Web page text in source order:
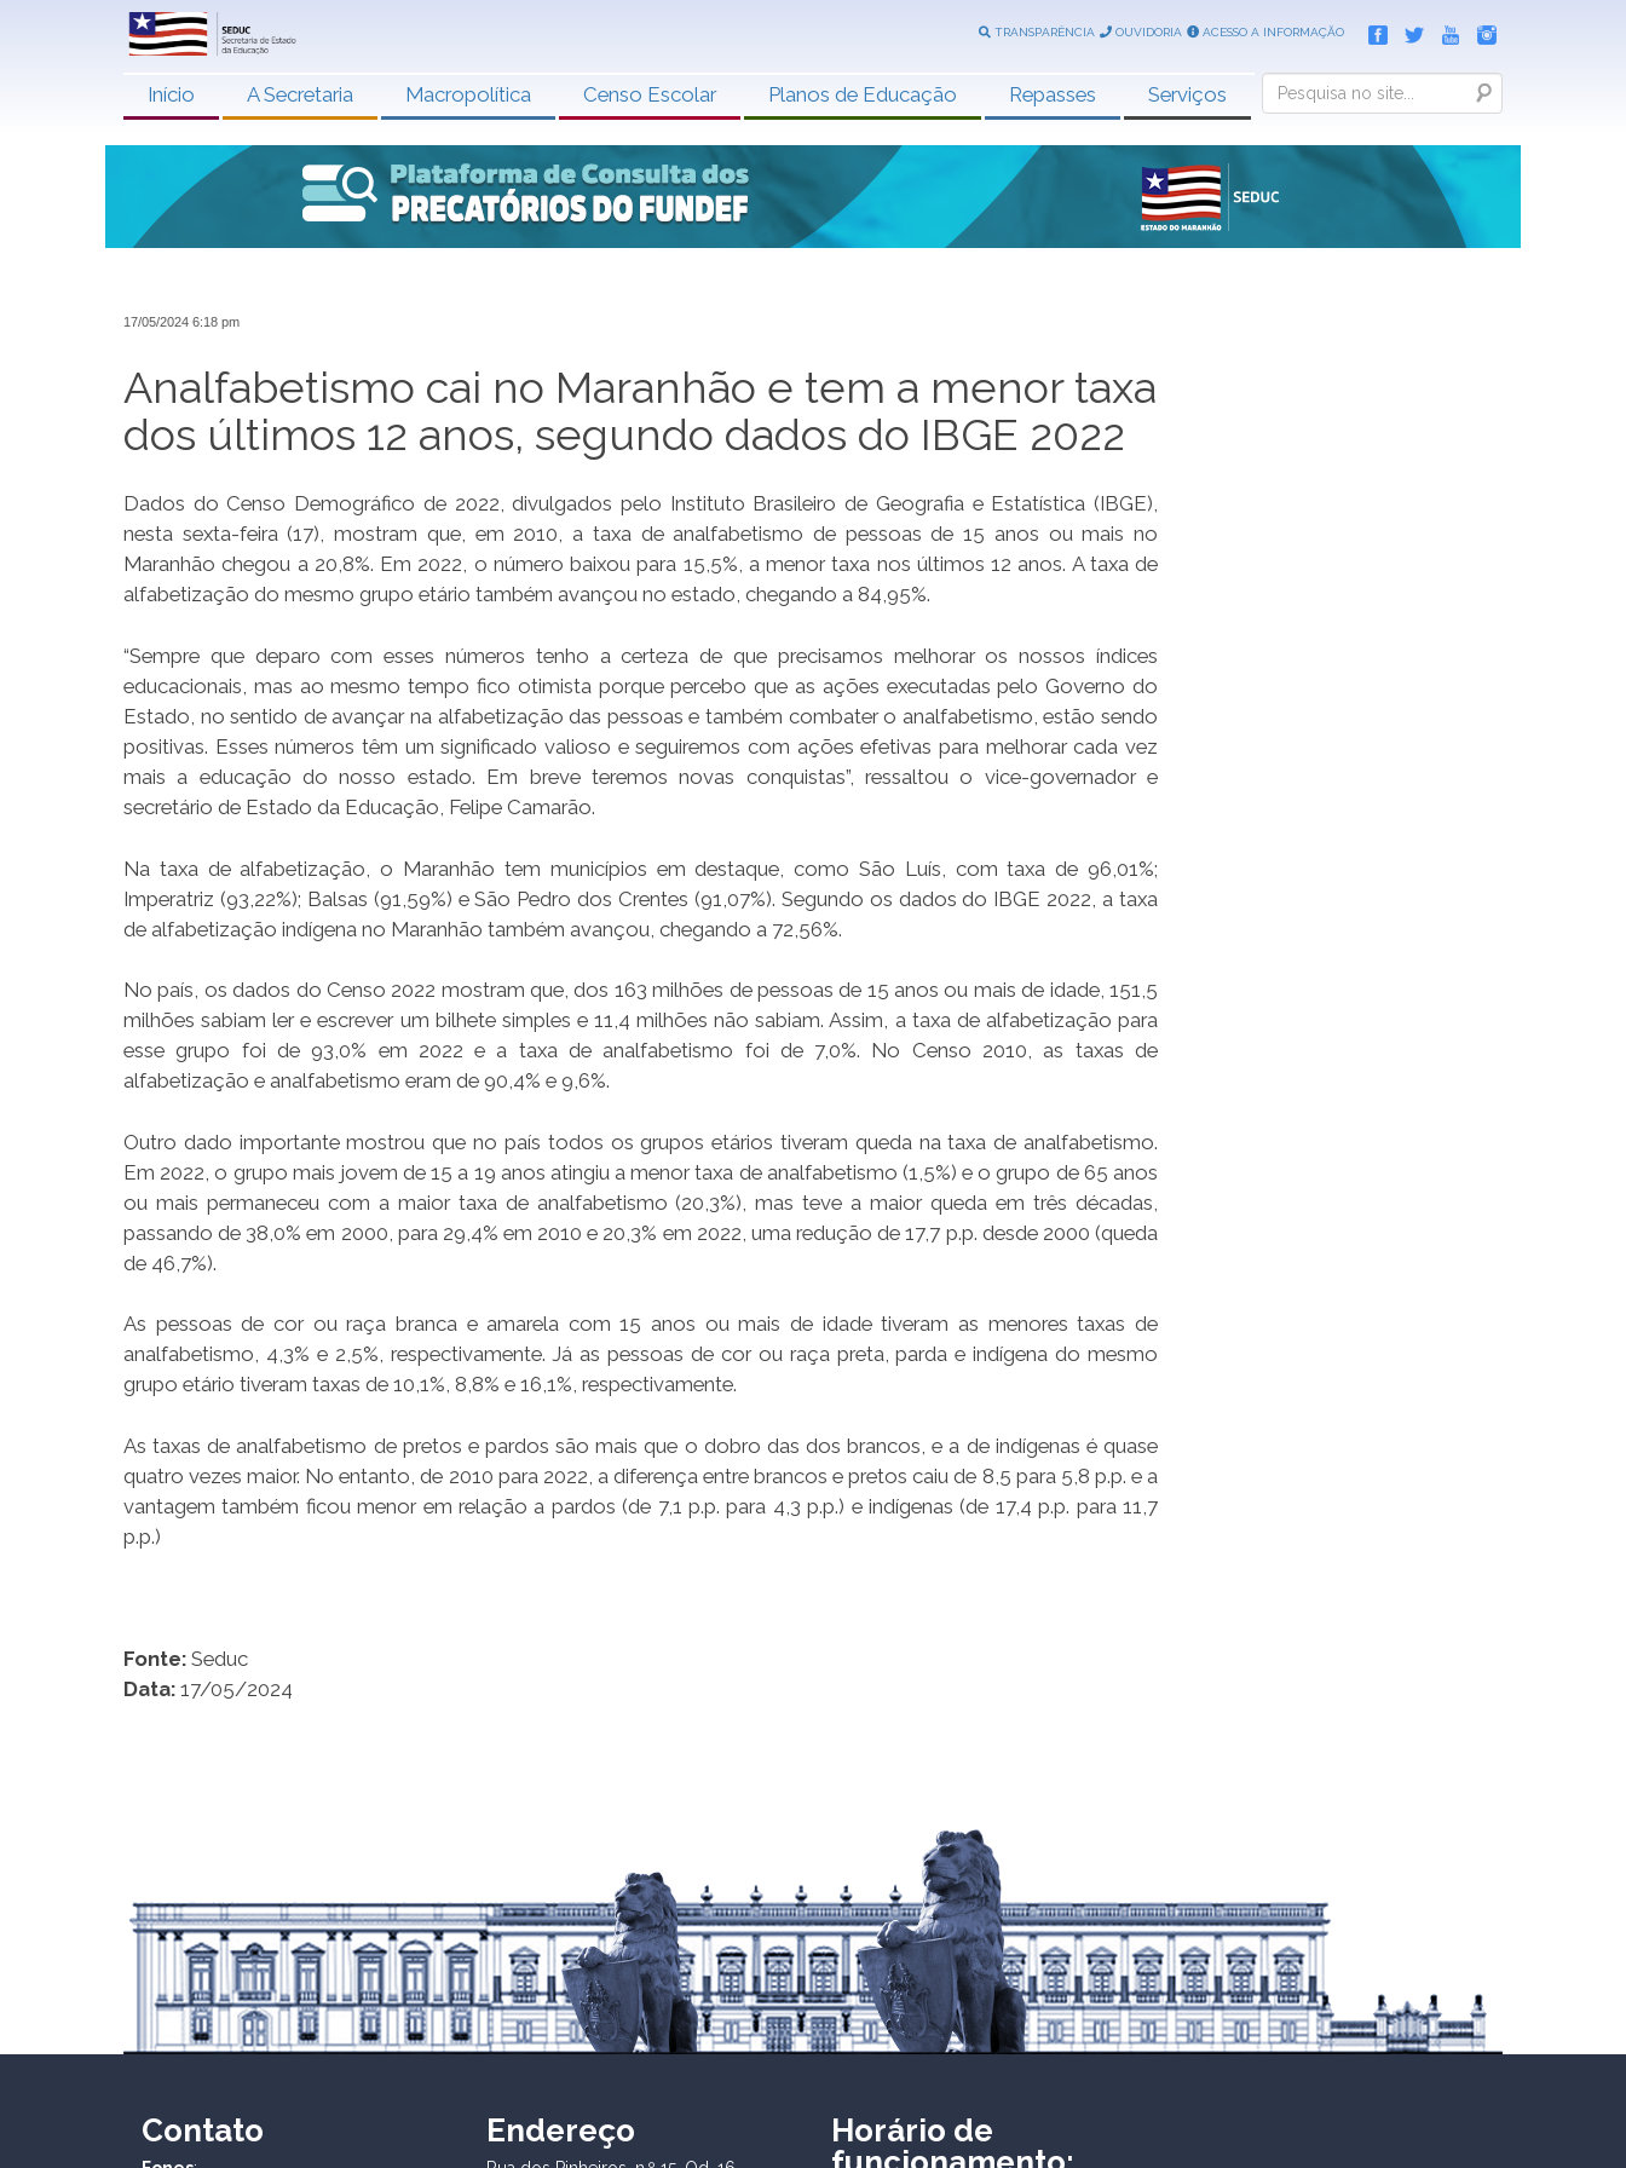
TRANSPARÊNCIA OUVIDORIA ACESSO A INFORMAÇÃO
Início A Secretaria Macropolítica Censo Escolar Planos de Educação Repasses Serviços Search
17/05/2024 6:18 pm
Analfabetismo cai no Maranhão e tem a menor taxa
dos últimos 12 anos, segundo dados do IBGE 2022
Dados do Censo Demográfico de 2022, divulgados pelo Instituto Brasileiro de Geografia e Estatística (IBGE),
nesta sexta-feira (17), mostram que, em 2010, a taxa de analfabetismo de pessoas de 15 anos ou mais no
Maranhão chegou a 20,8%. Em 2022, o número baixou para 15,5%, a menor taxa nos últimos 12 anos. A taxa de
alfabetização do mesmo grupo etário também avançou no estado, chegando a 84,95%.
“Sempre que deparo com esses números tenho a certeza de que precisamos melhorar os nossos índices
educacionais, mas ao mesmo tempo fico otimista porque percebo que as ações executadas pelo Governo do
Estado, no sentido de avançar na alfabetização das pessoas e também combater o analfabetismo, estão sendo
positivas. Esses números têm um significado valioso e seguiremos com ações efetivas para melhorar cada vez
mais a educação do nosso estado. Em breve teremos novas conquistas”, ressaltou o vice-governador e
secretário de Estado da Educação, Felipe Camarão.
Na taxa de alfabetização, o Maranhão tem municípios em destaque, como São Luís, com taxa de 96,01%;
Imperatriz (93,22%); Balsas (91,59%) e São Pedro dos Crentes (91,07%). Segundo os dados do IBGE 2022, a taxa
de alfabetização indígena no Maranhão também avançou, chegando a 72,56%.
No país, os dados do Censo 2022 mostram que, dos 163 milhões de pessoas de 15 anos ou mais de idade, 151,5
milhões sabiam ler e escrever um bilhete simples e 11,4 milhões não sabiam. Assim, a taxa de alfabetização para
esse grupo foi de 93,0% em 2022 e a taxa de analfabetismo foi de 7,0%. No Censo 2010, as taxas de
alfabetização e analfabetismo eram de 90,4% e 9,6%.
Outro dado importante mostrou que no país todos os grupos etários tiveram queda na taxa de analfabetismo.
Em 2022, o grupo mais jovem de 15 a 19 anos atingiu a menor taxa de analfabetismo (1,5%) e o grupo de 65 anos
ou mais permaneceu com a maior taxa de analfabetismo (20,3%), mas teve a maior queda em três décadas,
passando de 38,0% em 2000, para 29,4% em 2010 e 20,3% em 2022, uma redução de 17,7 p.p. desde 2000 (queda
de 46,7%).
As pessoas de cor ou raça branca e amarela com 15 anos ou mais de idade tiveram as menores taxas de
analfabetismo, 4,3% e 2,5%, respectivamente. Já as pessoas de cor ou raça preta, parda e indígena do mesmo
grupo etário tiveram taxas de 10,1%, 8,8% e 16,1%, respectivamente.
As taxas de analfabetismo de pretos e pardos são mais que o dobro das dos brancos, e a de indígenas é quase
quatro vezes maior. No entanto, de 2010 para 2022, a diferença entre brancos e pretos caiu de 8,5 para 5,8 p.p. e a
vantagem também ficou menor em relação a pardos (de 7,1 p.p. para 4,3 p.p.) e indígenas (de 17,4 p.p. para 11,7
p.p.)
Fonte: Seduc
Data: 17/05/2024
Contato Endereço
Horário de